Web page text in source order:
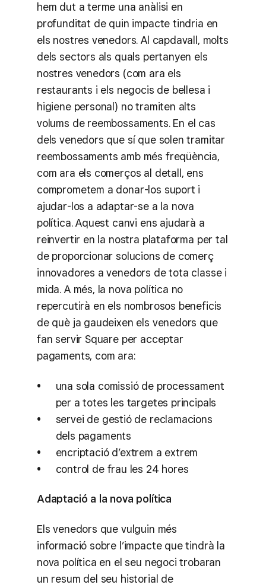
hem dut a terme una anàlisi en
profunditat de quin impacte tindria en
els nostres venedors. Al capdavall, molts
dels sectors als quals pertanyen els
nostres venedors (com ara els
restaurants i els negocis de bellesa i
higiene personal) no tramiten alts
volums de reembossaments. En el cas
dels venedors que sí que solen tramitar
reembossaments amb més freqüència,
com ara els comerços al detall, ens
comprometem a donar-los suport i
ajudar-los a adaptar-se a la nova
política. Aquest canvi ens ajudarà a
reinvertir en la nostra plataforma per tal
de proporcionar solucions de comerç
innovadores a venedors de tota classe i
mida. A més, la nova política no
repercutirà en els nombrosos beneficis
de què ja gaudeixen els venedors que
fan servir Square per acceptar
pagaments, com ara:
una sola comissió de processament
per a totes les targetes principals
servei de gestió de reclamacions
dels pagaments
encriptació d’extrem a extrem
control de frau les 24 hores
Adaptació a la nova política
Els venedors que vulguin més
informació sobre l’impacte que tindrà la
nova política en el seu negoci trobaran
un resum del seu historial de